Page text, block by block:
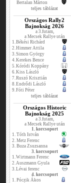
Bertalan Márton
teljes táblázat
Országos Rally2
Bajnokság 2026
a 3.futam,
a Mecsek Rallye után
1.Békési Richárd
2.Himmer Attila
3.Simon György
4.Kerekes Bence
5.Kóródi Koppány
6.Kiss László
7.Ruszó Krisztián
8.Endrődi László
9.Fóti Péter
teljes táblázat
Országos Historic
Bajnokság 2025
a 3.futam,
a Mecsek Rallye után
1. korcsoport
1. Tóth István
2. Metz Ferenc
3. Buza Zsuzsanna
3. korcsoport
1.Wirtmann Ferenc
2.Auszmann Gyula
3.Lévai ferenc
4. korcsoport
1. Póczik Ákos